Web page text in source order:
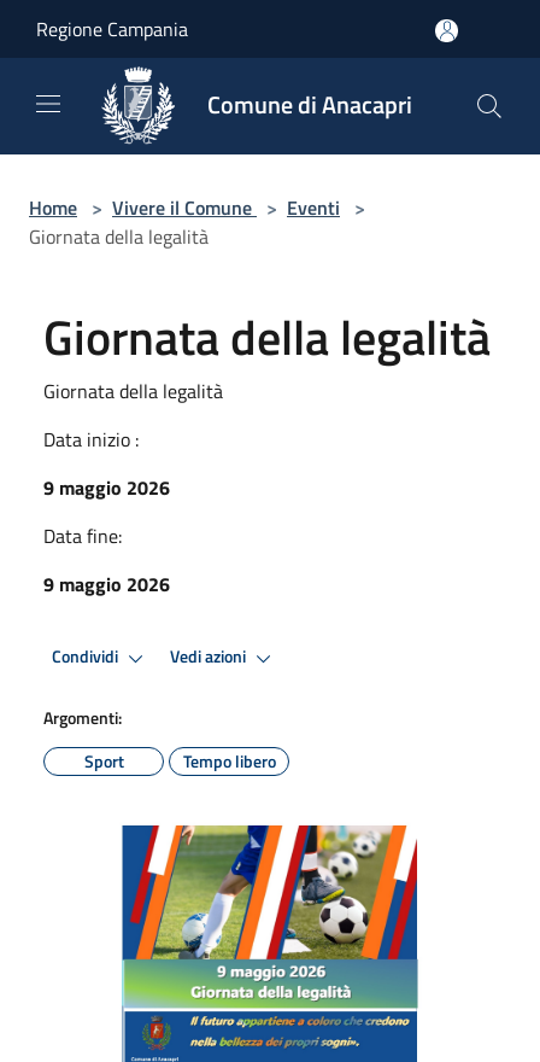
Regione Campania
Comune di Anacapri
Home > Vivere il Comune > Eventi >
Giornata della legalità
Giornata della legalità
Giornata della legalità
Data inizio :
9 maggio 2026
Data fine:
9 maggio 2026
Condividi Vedi azioni
Argomenti:
Sport
Tempo libero